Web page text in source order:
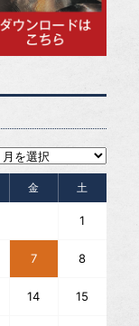
金 土
1
7 8
14 15